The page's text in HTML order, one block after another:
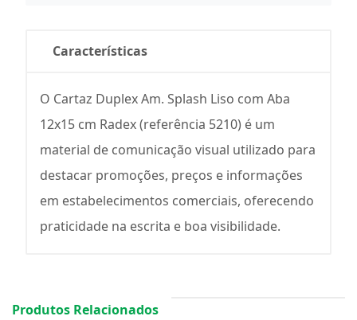
Características
O Cartaz Duplex Am. Splash Liso com Aba
12x15 cm Radex (referência 5210) é um
material de comunicação visual utilizado para
destacar promoções, preços e informações
em estabelecimentos comerciais, oferecendo
praticidade na escrita e boa visibilidade.
Produtos Relacionados